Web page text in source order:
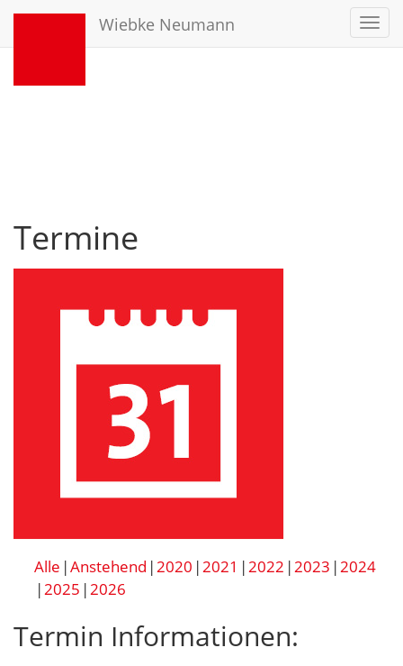
Wiebke Neumann
Termine
Alle Anstehend 2020 2021 2022 2023 2024
2025 2026
Termin Informationen: